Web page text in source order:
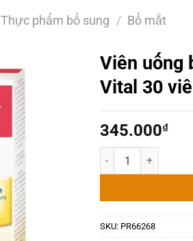
Thực phẩm bổ sung / Bổ mắt
Viên uống
Vital 30
345.000₫
Viên uống bổ mắt
SKU: PR66268